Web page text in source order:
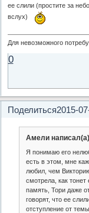
ее слили (простите за
вслух)
Для невозможного
0
Поделиться2015-
Амели
Я понимаю его
есть в этом, мне
любил, чем
смотрела, как
память, Тори даже
говорят, что ее
отступление от